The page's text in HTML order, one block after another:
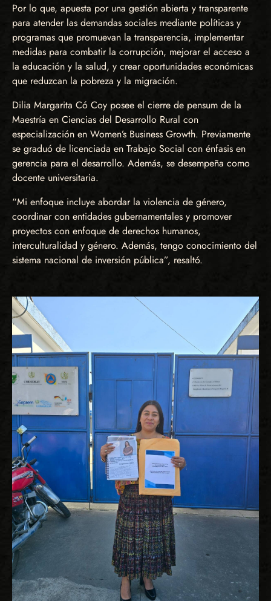
Por lo que, apuesta por una gestión abierta y transparente
para atender las demandas sociales mediante políticas y
programas que promuevan la transparencia, implementar
medidas para combatir la corrupción, mejorar el acceso a
la educación y la salud, y crear oportunidades económicas
que reduzcan la pobreza y la migración.
Dilia Margarita Có Coy posee el cierre de pensum de la
Maestría en Ciencias del Desarrollo Rural con
especialización en Women’s Business Growth. Previamente
se graduó de licenciada en Trabajo Social con énfasis en
gerencia para el desarrollo. Además, se desempeña como
docente universitaria.
“Mi enfoque incluye abordar la violencia de género,
coordinar con entidades gubernamentales y promover
proyectos con enfoque de derechos humanos,
interculturalidad y género. Además, tengo conocimiento del
sistema nacional de inversión pública”, resaltó.